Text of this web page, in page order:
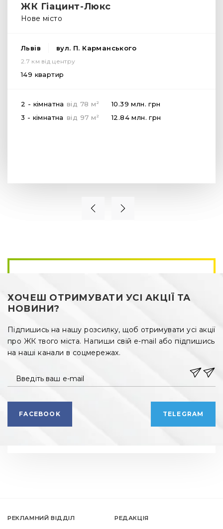
ЖК Гіацинт-Люкс
Нове місто
Львів вул. П. Карманського
2.7 км від центру
149 квартир
2 - кімнатна від 78 м 2 10.39 млн.грн
3 - кімнатна від 97 м 2 12.84 млн.грн
ХОЧЕШ ОТРИМУВАТИ УСІ АКЦІЇ ТА
НОВИНИ?
Підпишись на нашу розсилку, щоб отримувати усі акції
про ЖК твого міста. Напиши свій e-mail або підпишись
на наші канали в соцмережах.
Введіть ваш e-mail
FACEBOOK TELEGRAM
РЕКЛАМНИЙ ВІДДІЛ
РЕДАКЦІЯ